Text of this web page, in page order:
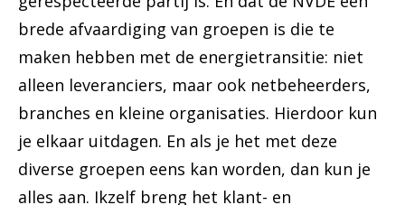
brede afvaardiging van groepen is die te
maken hebben met de energietransitie: niet
alleen leveranciers, maar ook netbeheerders,
branches en kleine organisaties. Hierdoor kun
je elkaar uitdagen. En als je het met deze
diverse groepen eens kan worden, dan kun je
alles aan. Ikzelf breng het klant- en